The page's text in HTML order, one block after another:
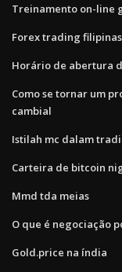
Treinamento on-line
Forex trading filipinas
Horário de abertura
Como se tornar um
cambial
Istilah mc dalam
Carteira de bitcoin
Mmd tda meias
O que é negociação
Gold.price na índia